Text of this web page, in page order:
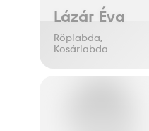
Lázár Éva
Röplabda,
Kosárlabda